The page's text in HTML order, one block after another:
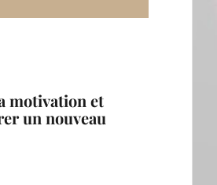
motivation et
un nouveau